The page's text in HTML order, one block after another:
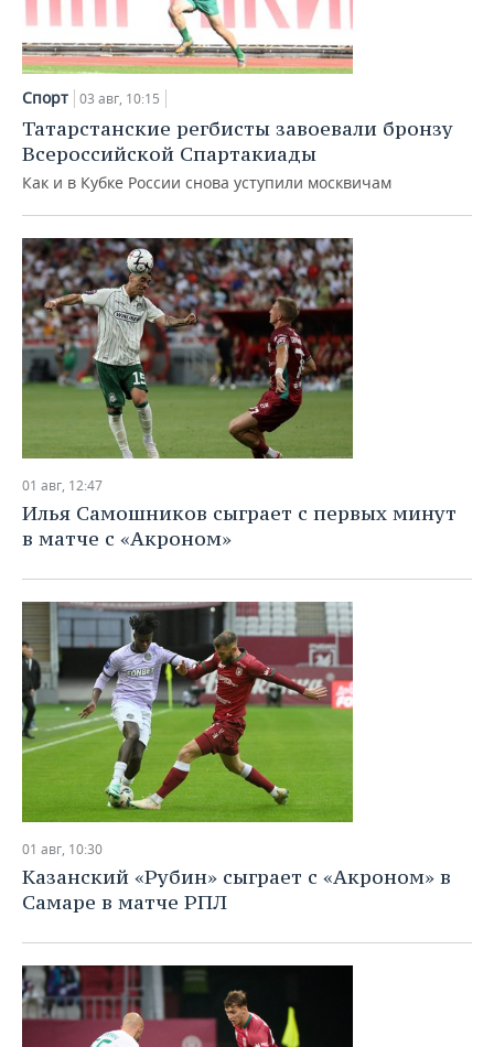
Спорт 03 авг, 10:15
Татарстанские регбисты завоевали бронзу
Всероссийской Спартакиады
Как и в Кубке России снова уступили москвичам
01 авг, 12:47
Илья Самошников сыграет с первых минут
в матче с «Акроном»
01 авг, 10:30
Казанский «Рубин» сыграет с «Акроном» в
Самаре в матче РПЛ